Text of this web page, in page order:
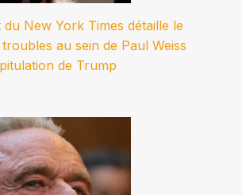
New York Times détaille le
au sein de Paul Weiss
de Trump